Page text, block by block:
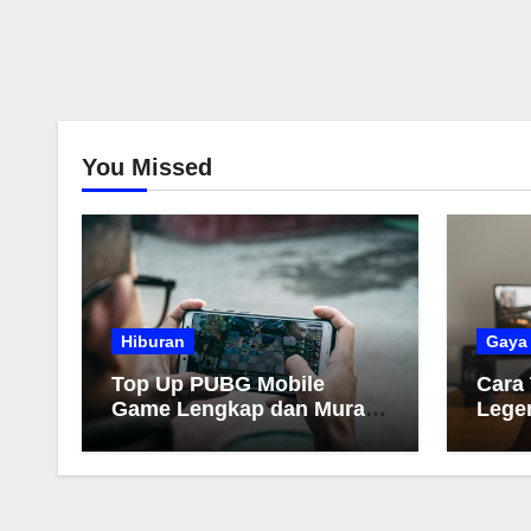
You Missed
Hiburan
Top Up PUBG Mobile
Game Lengkap dan Murah
Cara